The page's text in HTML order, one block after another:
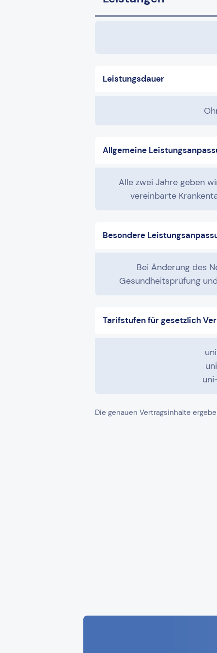
Leistungsdauer
Allgemeine
Alle zwei Jahre geben
vereinbarte
Besondere
Bei Änderung des
Gesundheitsprüfung
Tarifstufen für gesetzlich
Die genauen Vertragsinhalte